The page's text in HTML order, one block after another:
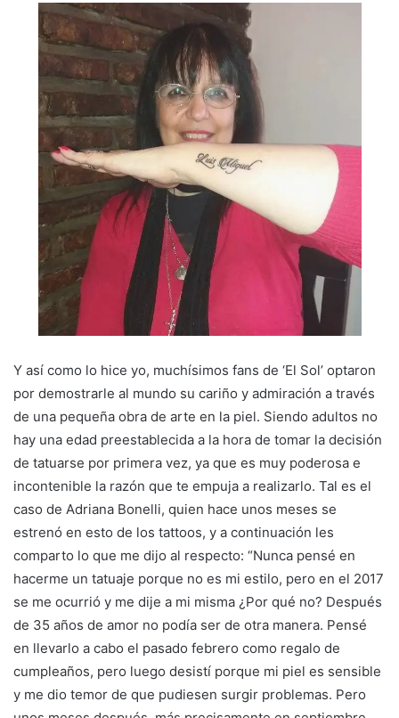
Y así como lo hice yo, muchísimos fans de ‘El Sol’ optaron
por demostrarle al mundo su cariño y admiración a través
de una pequeña obra de arte en la piel. Siendo adultos no
hay una edad preestablecida a la hora de tomar la decisión
de tatuarse por primera vez, ya que es muy poderosa e
incontenible la razón que te empuja a realizarlo. Tal es el
caso de Adriana Bonelli, quien hace unos meses se
estrenó en esto de los tattoos, y a continuación les
comparto lo que me dijo al respecto: “Nunca pensé en
hacerme un tatuaje porque no es mi estilo, pero en el 2017
se me ocurrió y me dije a mi misma ¿Por qué no? Después
de 35 años de amor no podía ser de otra manera. Pensé
en llevarlo a cabo el pasado febrero como regalo de
cumpleaños, pero luego desistí porque mi piel es sensible
y me dio temor de que pudiesen surgir problemas. Pero